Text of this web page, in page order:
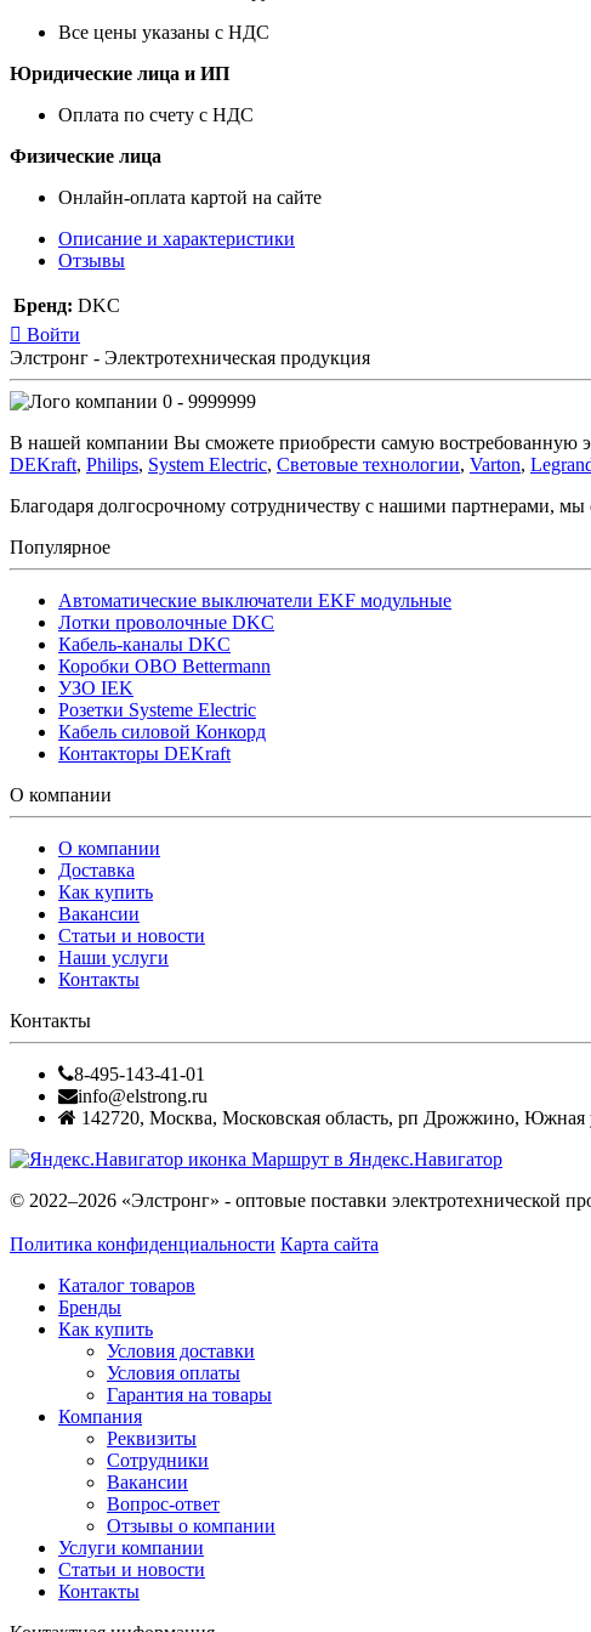
Все цены указаны с НДС
Юридические лица и ИП
Оплата по счету с НДС
Физические лица
Онлайн-оплата картой на сайте
Описание и характеристики
Отзывы
Бренд: DKC
Войти
Элстронг - Электротехническая продукция
0 - 9999999
В нашей компании Вы сможете приобрести самую востребованную
DEKraft, Philips, System Electric, Световые технологии, Varton,
Благодаря долгосрочному сотрудничеству с нашими партнерами,
Популярное
Автоматические выключатели EKF модульные
Лотки проволочные DKC
Кабель-каналы DKC
Коробки OBO Bettermann
УЗО IEK
Розетки Systeme Electric
Кабель силовой Конкорд
Контакторы DEKraft
О компании
О компании
Доставка
Как купить
Вакансии
Статьи и новости
Наши услуги
Контакты
Контакты
8-495-143-41-01
info@elstrong.ru
142720, Москва, Московская область, рп Дрожжино, Южная
Маршрут в Яндекс.Навигатор
© 2022–2026 «Элстронг» - оптовые поставки электротехнической
Политика конфиденциальности Карта сайта
Каталог товаров
Бренды
Как купить
Условия доставки
Условия оплаты
Гарантия на товары
Компания
Реквизиты
Сотрудники
Вакансии
Вопрос-ответ
Отзывы о компании
Услуги компании
Статьи и новости
Контакты